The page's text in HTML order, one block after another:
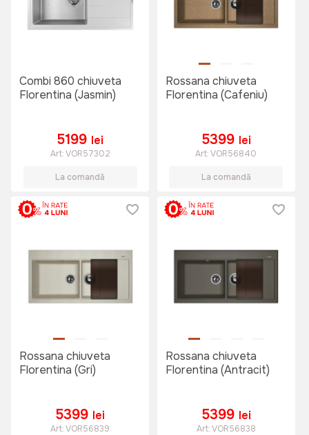
Combi 860 chiuveta
Florentina (Jasmin)
5199 lei
Art:VOR57302
La comandă
Rossana chiuveta
Florentina (Cafeniu)
5399 lei
Art:VOR56840
La comandă
Rossana chiuveta
Florentina (Gri)
5399 lei
Art:VOR56839
Rossana chiuveta
Florentina (Antracit)
5399 lei
Art:VOR56838